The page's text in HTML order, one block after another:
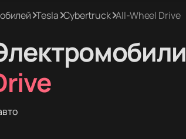
Tesla Cybertruck All-Wheel Drive